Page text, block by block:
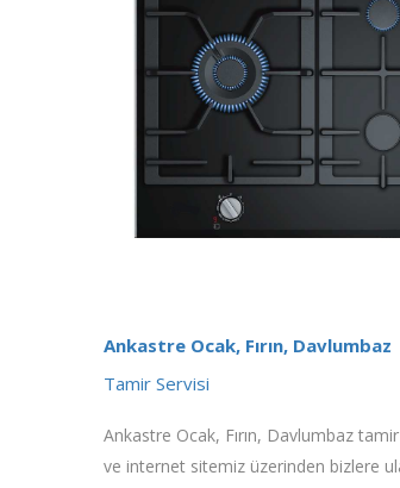
Ankastre Ocak, Fırın, Davlumbaz
Tamir Servisi
Ankastre Ocak, Fırın, Davlumbaz
ve internet sitemiz üzerinden bizlere